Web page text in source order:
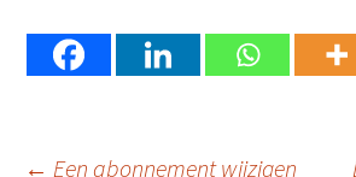
← Een abonnement wijzigen